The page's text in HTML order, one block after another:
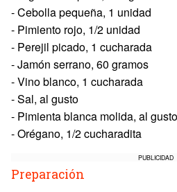
- Cebolla pequeña, 1 unidad
- Pimiento rojo, 1/2 unidad
- Perejil picado, 1 cucharada
- Jamón serrano, 60 gramos
- Vino blanco, 1 cucharada
- Sal, al gusto
- Pimienta blanca molida, al gusto
- Orégano, 1/2 cucharadita
PUBLICIDAD
Preparación